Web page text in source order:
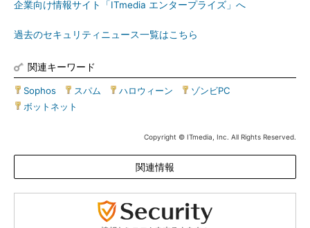
企業向け情報サイト「ITmedia エンタープライズ」へ
過去のセキュリティニュース一覧はこちら
関連キーワード
Sophos スパム ハロウィーン ゾンビPC
ボットネット
Copyright © ITmedia, Inc. All Rights Reserved.
関連情報